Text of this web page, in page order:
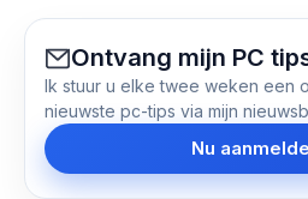
Ontvang mijn PC
Ik stuur u elke twee weken een
nieuwste pc-tips via mijn
Nu